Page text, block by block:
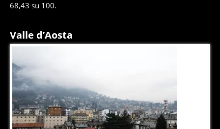
68,43 su 100.
Valle d’Aosta